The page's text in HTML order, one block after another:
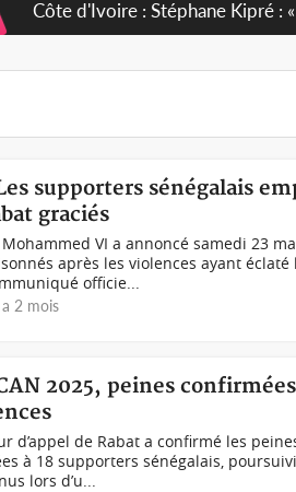
Mali : Les FAMa accueillent 254
supporters sénégalais
graciés
VI a annoncé samedi 23
après les violences ayant
officie...
2 mois
2025, peines
d’appel de Rabat a confirmé les
à 18 supporters sénégalais,
lors d’u...